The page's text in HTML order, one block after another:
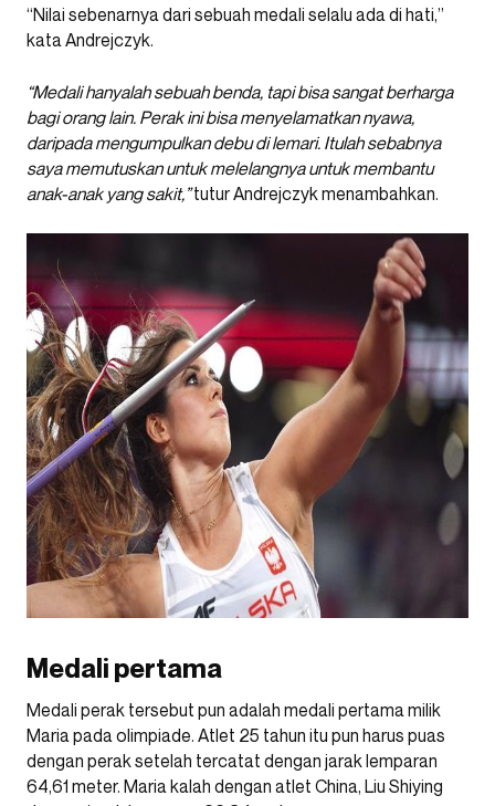
“Nilai sebenarnya dari sebuah medali selalu ada di hati,”
kata Andrejczyk.
“Medali hanyalah sebuah benda, tapi bisa sangat berharga
bagi orang lain. Perak ini bisa menyelamatkan nyawa,
daripada mengumpulkan debu di lemari. Itulah sebabnya
saya memutuskan untuk melelangnya untuk membantu
anak-anak yang sakit,”tutur Andrejczyk menambahkan.
Medali pertama
Medali perak tersebut pun adalah medali pertama milik
Maria pada olimpiade. Atlet 25 tahun itu pun harus puas
dengan perak setelah tercatat dengan jarak lemparan
64,61 meter. Maria kalah dengan atlet China, Liu Shiying